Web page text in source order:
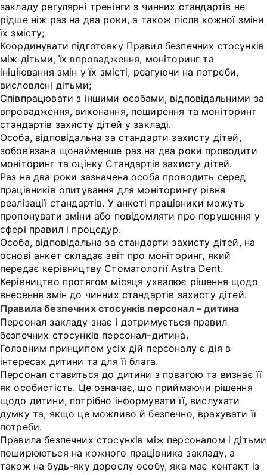
закладу регулярні тренінги з чинних стандартів не
рідше ніж раз на два роки, а також після кожної зміни
їх змісту;
Координувати підготовку Правил безпечних стосунків
між дітьми, їх впровадження, моніторинг та
ініціювання змін у їх змісті, реагуючи на потреби,
висловлені дітьми;
Співпрацювати з іншими особами, відповідальними за
впровадження, виконання, поширення та моніторинг
стандартів захисту дітей у закладі.
Особа, відповідальна за стандарти захисту дітей,
зобов’язана щонайменше раз на два роки проводити
моніторинг та оцінку Стандартів захисту дітей.
Раз на два роки зазначена особа проводить серед
працівників опитування для моніторингу рівня
реалізації стандартів. У анкеті працівники можуть
пропонувати зміни або повідомляти про порушення у
сфері правил і процедур.
Особа, відповідальна за стандарти захисту дітей, на
основі анкет складає звіт про моніторинг, який
передає керівництву Стоматології Astra Dent.
Керівництво протягом місяця ухвалює рішення щодо
внесення змін до чинних стандартів захисту дітей.
Правила безпечних стосунків персонал – дитина
Персонал закладу знає і дотримується правил
безпечних стосунків персонал–дитина.
Головним принципом усіх дій персоналу є дія в
інтересах дитини та для її блага.
Персонал ставиться до дитини з повагою та визнає її
як особистість. Це означає, що приймаючи рішення
щодо дитини, потрібно інформувати її, вислухати
думку та, якщо це можливо й безпечно, врахувати її
потреби.
Правила безпечних стосунків між персоналом і дітьми
поширюються на кожного працівника закладу, а
також на будь-яку дорослу особу, яка має контакт із